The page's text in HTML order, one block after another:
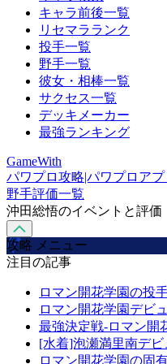
キャラ前後一覧
リセマラランク
投手一覧
野手一覧
彼女・相棒一覧
サクセス一覧
デッキメーカー
最強ランキング
GameWith
パワプロ攻略|パワプロア
野手評価一覧
沖田総悟のイベントと評価
攻略 メニュー
注目の記事
ロマン開花学園の投
ロマン開花学園デビ
最強決定戦-ロマン開
[水着]泡瀬満里南デ
ロマン開花学園の固